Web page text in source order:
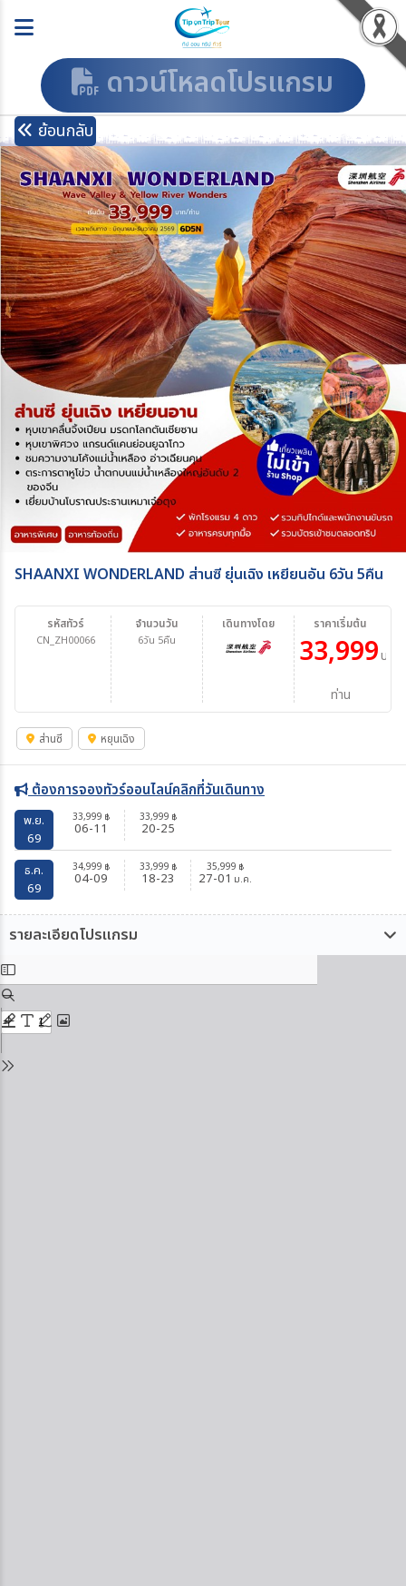
ดาวน์โหลดโปรแกรม
ย้อนกลับ
SHAANXI WONDERLAND ส่านซี ยุ่นเฉิง เหยียนอัน 6วัน 5คืน
รหัสทัวร์
CN_ZH00066
จำนวนวัน
6วัน 5คืน
ราคาเริ่มต้น
33,999บาท/
ท่าน
เดินทางโดย
ส่านซี หยุนเฉิง
ต้องการจองทัวร์ออนไลน์คลิกที่วันเดินทาง
พ.ย.
69
33,999 ฿
06-11
33,999 ฿
20-25
ธ.ค.
69
34,999 ฿
04-09
33,999 ฿
18-23
35,999 ฿
27-01 ม.ค.
รายละเอียดโปรแกรม